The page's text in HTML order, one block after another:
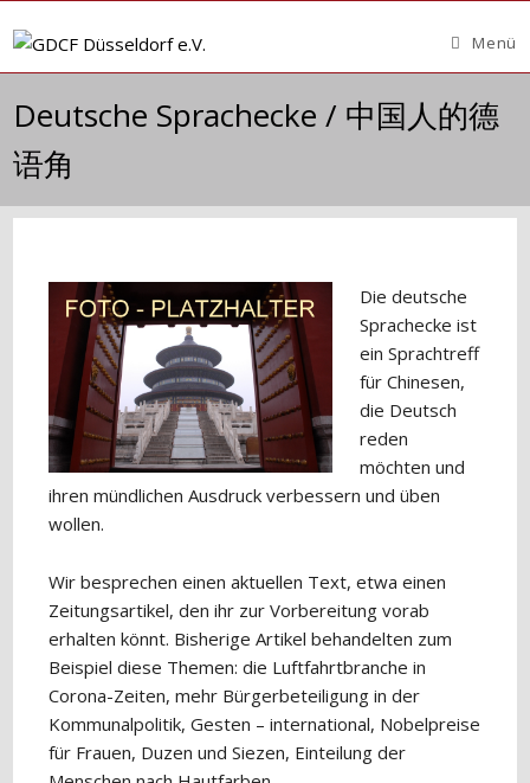
Inhalt
Menü
Deutsche Sprachecke / 中国人的德
语角
Die deutsche
Sprachecke ist
ein Sprachtreff
für Chinesen,
die Deutsch
reden
möchten und
ihren mündlichen Ausdruck verbessern und üben
wollen.
Wir besprechen einen aktuellen Text, etwa einen
Zeitungsartikel, den ihr zur Vorbereitung vorab
erhalten könnt. Bisherige Artikel behandelten zum
Beispiel diese Themen: die Luftfahrtbranche in
Corona-Zeiten, mehr Bürgerbeteiligung in der
Kommunalpolitik, Gesten – international, Nobelpreise
für Frauen, Duzen und Siezen, Einteilung der